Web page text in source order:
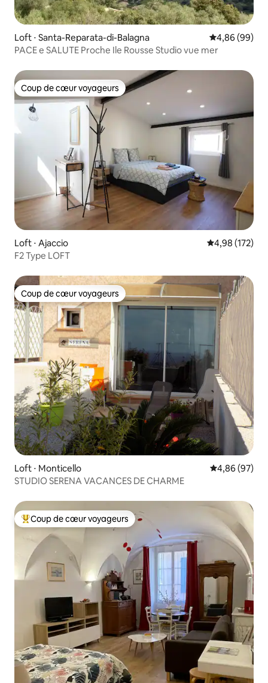
Loft ⋅ Santa-Reparata-di-Balagna Évaluation
4,86 (99)
PACE e SALUTE Proche Ile Rousse Studio vue mer
Coup de cœur voyageurs
Coup de cœur voyageurs
Loft ⋅ Ajaccio Évaluation
4,98 (172)
F2 Type LOFT
Coup de cœur voyageurs
Coup de cœur voyageurs
Loft ⋅ Monticello Évaluation
4,86 (97)
STUDIO SERENA VACANCES DE CHARME
Coups de cœur voyageurs les plus appréciés
Coup de cœur voyageurs